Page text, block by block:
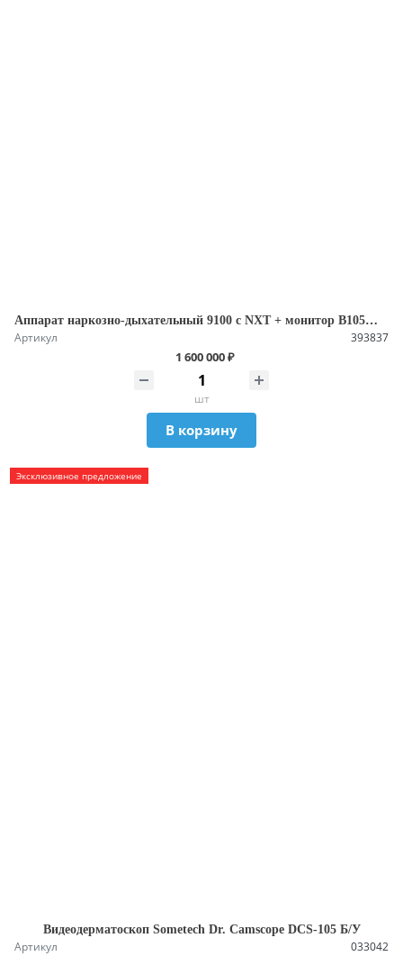
Аппарат наркозно-дыхательный 9100 с NXT + монитор B105M Б/У
Артикул 393837
1 600 000 ₽
шт
В корзину
Эксклюзивное предложение
Видеодерматоскоп Sometech Dr. Camscope DCS-105 Б/У
Артикул 033042